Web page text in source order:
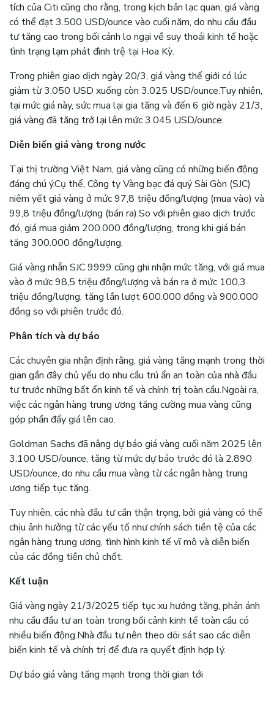
tích của Citi cũng cho rằng, trong kịch bản lạc quan, giá vàng
có thể đạt 3.500 USD/ounce vào cuối năm, do nhu cầu đầu
tư tăng cao trong bối cảnh lo ngại về suy thoái kinh tế hoặc
tình trạng lạm phát đình trệ tại Hoa Kỳ.
Trong phiên giao dịch ngày 20/3, giá vàng thế giới có lúc
giảm từ 3.050 USD xuống còn 3.025 USD/ounce.Tuy nhiên,
tại mức giá này, sức mua lại gia tăng và đến 6 giờ ngày 21/3,
giá vàng đã tăng trở lại lên mức 3.045 USD/ounce.
Diễn biến giá vàng trong nước
Tại thị trường Việt Nam, giá vàng cũng có những biến động
đáng chú ý.Cụ thể, Công ty Vàng bạc đá quý Sài Gòn (SJC)
niêm yết giá vàng ở mức 97,8 triệu đồng/lượng (mua vào) và
99,8 triệu đồng/lượng (bán ra).So với phiên giao dịch trước
đó, giá mua giảm 200.000 đồng/lượng, trong khi giá bán
tăng 300.000 đồng/lượng.
Giá vàng nhẫn SJC 9999 cũng ghi nhận mức tăng, với giá mua
vào ở mức 98,5 triệu đồng/lượng và bán ra ở mức 100,3
triệu đồng/lượng, tăng lần lượt 600.000 đồng và 900.000
đồng so với phiên trước đó.
Phân tích và dự báo
Các chuyên gia nhận định rằng, giá vàng tăng mạnh trong thời
gian gần đây chủ yếu do nhu cầu trú ẩn an toàn của nhà đầu
tư trước những bất ổn kinh tế và chính trị toàn cầu.Ngoài ra,
việc các ngân hàng trung ương tăng cường mua vàng cũng
góp phần đẩy giá lên cao.
Goldman Sachs đã nâng dự báo giá vàng cuối năm 2025 lên
3.100 USD/ounce, tăng từ mức dự báo trước đó là 2.890
USD/ounce, do nhu cầu mua vàng từ các ngân hàng trung
ương tiếp tục tăng.
Tuy nhiên, các nhà đầu tư cần thận trọng, bởi giá vàng có thể
chịu ảnh hưởng từ các yếu tố như chính sách tiền tệ của các
ngân hàng trung ương, tình hình kinh tế vĩ mô và diễn biến
của các đồng tiền chủ chốt.
Kết luận
Giá vàng ngày 21/3/2025 tiếp tục xu hướng tăng, phản ánh
nhu cầu đầu tư an toàn trong bối cảnh kinh tế toàn cầu có
nhiều biến động.Nhà đầu tư nên theo dõi sát sao các diễn
biến kinh tế và chính trị để đưa ra quyết định hợp lý.
Dự báo giá vàng tăng mạnh trong thời gian tới